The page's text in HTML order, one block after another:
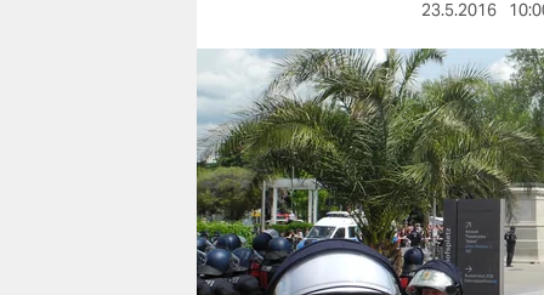
nord
wahrheit
verlag
verlag
veranstaltungen
23.5.2016